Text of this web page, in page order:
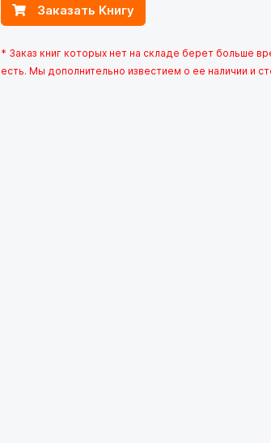
Заказать Книгу
* Заказ книг которых нет на складе берет больше
есть. Мы дополнительно известием о ее наличии и